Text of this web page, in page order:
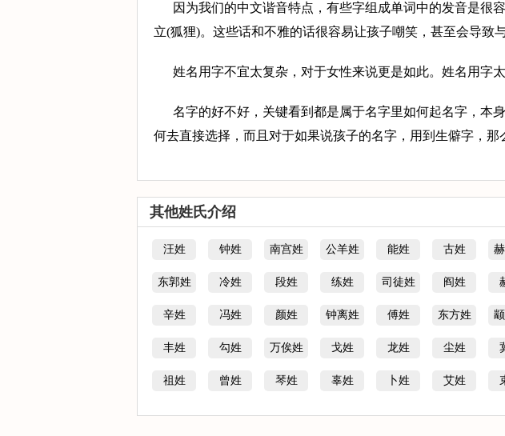
因为我们的中文谐音特点，有些字组成单词中的发音是很
立(狐狸)。这些话和不雅的话很容易让孩子嘲笑，甚至会导致
姓名用字不宜太复杂，对于女性来说更是如此。姓名用字
名字的好不好，关键看到都是属于名字里如何起名字，本
何去直接选择，而且对于如果说孩子的名字，用到生僻字，
其他姓氏介绍
汪姓 钟姓 南宫姓 公羊姓 能姓 古姓
东郭姓 冷姓 段姓 练姓 司徒姓 阎姓
辛姓 冯姓 颜姓 钟离姓 傅姓 东方姓
丰姓 勾姓 万俟姓 戈姓 龙姓 尘姓
祖姓 曾姓 琴姓 辜姓 卜姓 艾姓